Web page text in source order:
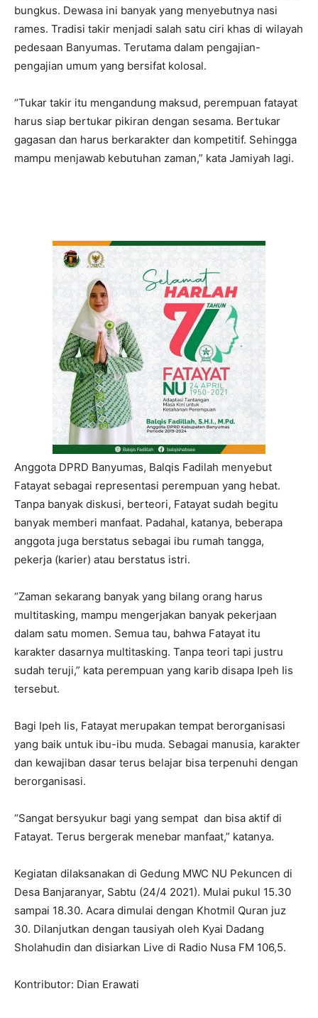
bungkus. Dewasa ini banyak yang menyebutnya nasi
rames. Tradisi takir menjadi salah satu ciri khas di wilayah
pedesaan Banyumas. Terutama dalam pengajian-
pengajian umum yang bersifat kolosal.
“Tukar takir itu mengandung maksud, perempuan fatayat
harus siap bertukar pikiran dengan sesama. Bertukar
gagasan dan harus berkarakter dan kompetitif. Sehingga
mampu menjawab kebutuhan zaman,” kata Jamiyah lagi.
Anggota DPRD Banyumas, Balqis Fadilah menyebut
Fatayat sebagai representasi perempuan yang hebat.
Tanpa banyak diskusi, berteori, Fatayat sudah begitu
banyak memberi manfaat. Padahal, katanya, beberapa
anggota juga berstatus sebagai ibu rumah tangga,
pekerja (karier) atau berstatus istri.
“Zaman sekarang banyak yang bilang orang harus
multitasking, mampu mengerjakan banyak pekerjaan
dalam satu momen. Semua tau, bahwa Fatayat itu
karakter dasarnya multitasking. Tanpa teori tapi justru
sudah teruji,” kata perempuan yang karib disapa Ipeh Iis
tersebut.
Bagi Ipeh Iis, Fatayat merupakan tempat berorganisasi
yang baik untuk ibu-ibu muda. Sebagai manusia, karakter
dan kewajiban dasar terus belajar bisa terpenuhi dengan
berorganisasi.
“Sangat bersyukur bagi yang sempat dan bisa aktif di
Fatayat. Terus bergerak menebar manfaat,” katanya.
Kegiatan dilaksanakan di Gedung MWC NU Pekuncen di
Desa Banjaranyar, Sabtu (24/4 2021). Mulai pukul 15.30
sampai 18.30. Acara dimulai dengan Khotmil Quran juz
30. Dilanjutkan dengan tausiyah oleh Kyai Dadang
Sholahudin dan disiarkan Live di Radio Nusa FM 106,5.
Kontributor: Dian Erawati